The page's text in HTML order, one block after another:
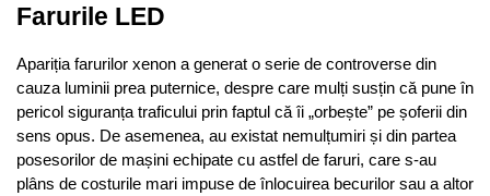
Farurile LED
Apariția farurilor xenon a generat o serie de controverse din
cauza luminii prea puternice, despre care mulți susțin că pune în
pericol siguranța traficului prin faptul că îi „orbește” pe șoferii din
sens opus. De asemenea, au existat nemulțumiri și din partea
posesorilor de mașini echipate cu astfel de faruri, care s-au
plâns de costurile mari impuse de înlocuirea becurilor sau a altor